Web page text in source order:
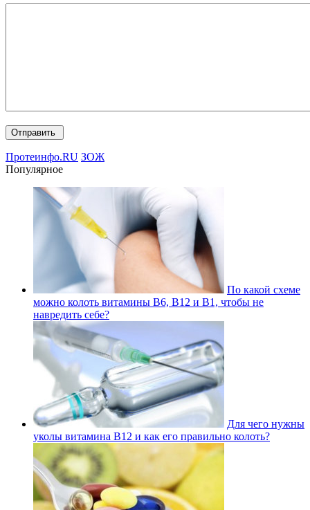
Протеинфо.RU ЗОЖ
Популярное
По какой схеме
можно колоть витамины В6, В12 и В1, чтобы не
навредить себе?
Для чего нужны
уколы витамина В12 и как его правильно колоть?